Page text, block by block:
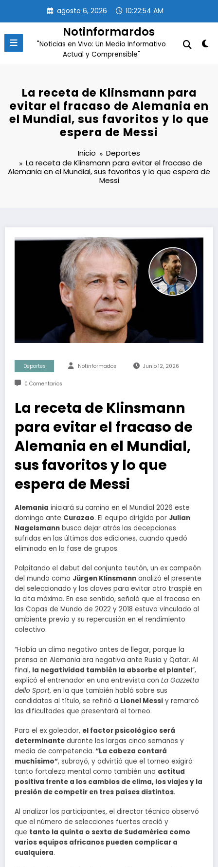
contenido
agosto 6, 2026 10:22:55 AM
Notinformardos
"Noticias en Vivo: Un Medio Informativo
Actual y Comprensible"
La receta de Klinsmann para
evitar el fracaso de Alemania en
el Mundial, sus favoritos y lo que
espera de Messi
Inicio
Deportes
La receta de Klinsmann para evitar el fracaso de
Alemania en el Mundial, sus favoritos y lo que espera de
Messi
Deportes Notinformados Junio 12, 2026
0 Comentarios
La receta de Klinsmann
para evitar el fracaso de
Alemania en el Mundial,
sus favoritos y lo que
espera de Messi
Alemania iniciará su camino en el Mundial 2026 este
domingo ante Curazao. El equipo dirigido por Julian
Nagelsmann busca dejar atrás las decepciones
sufridas en las últimas dos ediciones, cuando quedó
eliminado en la fase de grupos.
Palpitando el debut del conjunto teutón, un ex campeón
del mundo como Jürgen Klinsmann analizó el presente
del seleccionado y las claves para evitar otro traspié en
la cita máxima. En ese sentido, señaló que el fracaso en
las Copas de Mundo de 2022 y 2018 estuvo vinculado al
ambiente previo y su repercusión en el rendimiento
colectivo.
“Había un clima negativo antes de llegar, porque la
prensa en Alemania era negativa ante Rusia y Qatar. Al
final, la negatividad también la absorbe el plantel”,
explicó el entrenador en una entrevista con La Gazzetta
dello Sport, en la que también habló sobre sus
candidatos al título, se refirió a Lionel Messi y remarcó
las dificultades que presentará el torneo.
Para el ex goleador, el factor psicológico será
determinante durante las largas cinco semanas y
media de competencia. “La cabeza contará
muchísimo”, subrayó, y advirtió que el torneo exigirá
tanto fortaleza mental como también una actitud
positiva frente a los cambios de clima, los viajes y la
presión de competir en tres países distintos.
Al analizar los participantes, el director técnico observó
que el número de selecciones fuertes creció y
que tanto la quinta o sexta de Sudamérica como
varios equipos africanos pueden complicar a
cualquiera.